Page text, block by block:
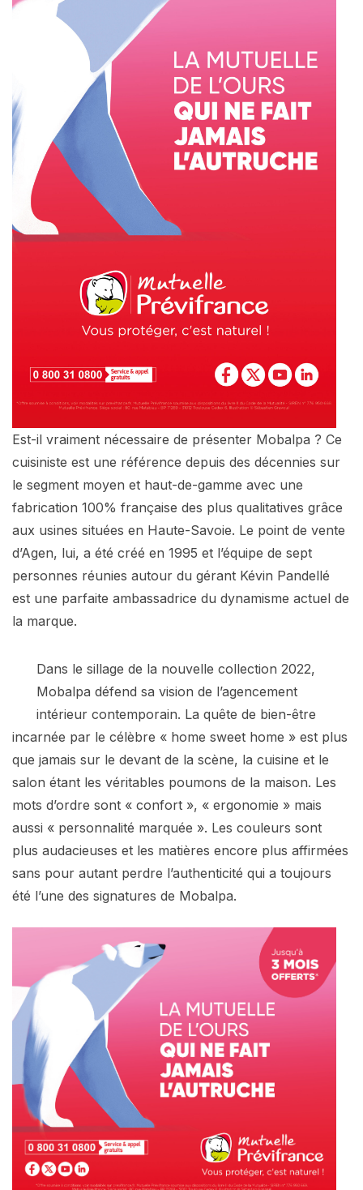
Est-il vraiment nécessaire de présenter Mobalpa ? Ce
cuisiniste est une référence depuis des décennies sur
le segment moyen et haut-de-gamme avec une
fabrication 100% française des plus qualitatives grâce
aux usines situées en Haute-Savoie. Le point de vente
d’Agen, lui, a été créé en 1995 et l’équipe de sept
personnes réunies autour du gérant Kévin Pandellé
est une parfaite ambassadrice du dynamisme actuel de
la marque.
Dans le sillage de la nouvelle collection 2022,
Mobalpa défend sa vision de l’agencement
intérieur contemporain. La quête de bien-être
incarnée par le célèbre « home sweet home » est plus
que jamais sur le devant de la scène, la cuisine et le
salon étant les véritables poumons de la maison. Les
mots d’ordre sont « confort », « ergonomie » mais
aussi « personnalité marquée ». Les couleurs sont
plus audacieuses et les matières encore plus affirmées
sans pour autant perdre l’authenticité qui a toujours
été l’une des signatures de Mobalpa.